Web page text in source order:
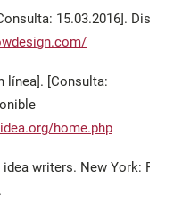
15.03.2016].
línea]. [Consulta:
home.php
idea writers. New York: